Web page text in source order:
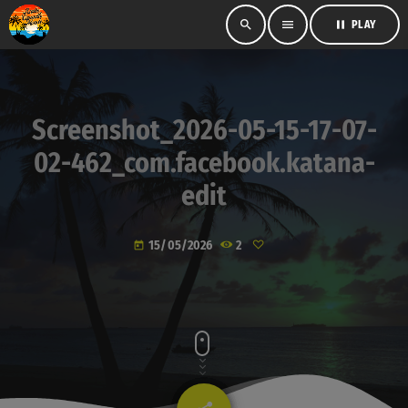
search menu pause PLAY
Screenshot_2026-05-15-17-07-
02-462_com.facebook.katana-
edit
today 15/05/2026 2